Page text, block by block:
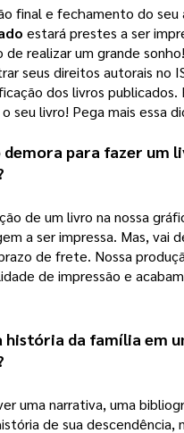
estará prestes a ser
de realizar um grande sonho!
seus direitos autorais no
dos livros publicados.
seu livro! Pega mais essa
para fazer um
de um livro na nossa
a ser impressa. Mas, vai
de frete. Nossa
de impressão e
história da família em
uma narrativa, uma
de sua descendência,